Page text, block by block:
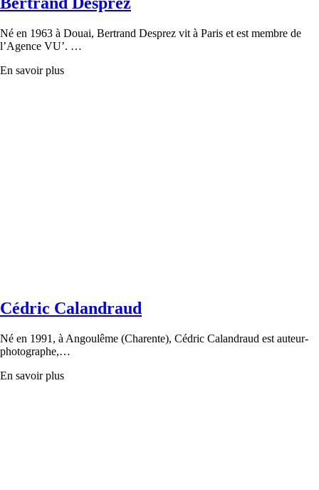
Né en 1963 à Douai, Bertrand Desprez vit à Paris et est membre de
l’Agence VU’. …
En savoir plus
Cédric Calandraud
Né en 1991, à Angoulême (Charente), Cédric Calandraud est auteur-
photographe,…
En savoir plus